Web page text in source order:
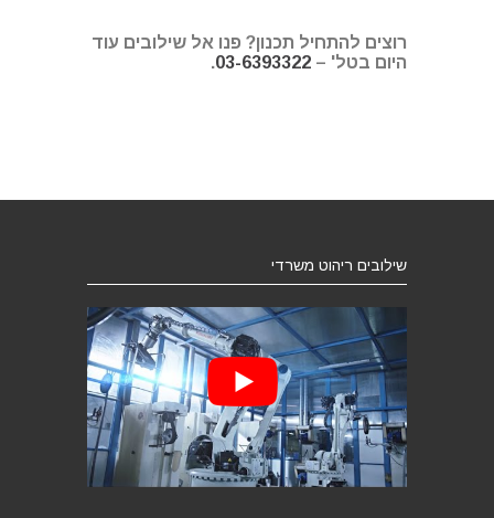
רוצים להתחיל תכנון? פנו אל שילובים עוד
היום בטל' – 03-6393322
.
שילובים ריהוט משרדי